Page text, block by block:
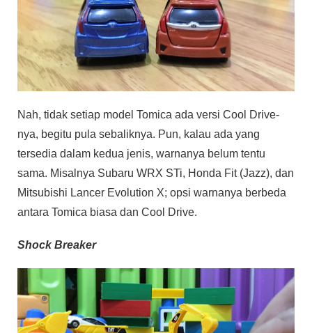
Nah, tidak setiap model Tomica ada versi Cool Drive-
nya, begitu pula sebaliknya. Pun, kalau ada yang
tersedia dalam kedua jenis, warnanya belum tentu
sama. Misalnya Subaru WRX STi, Honda Fit (Jazz), dan
Mitsubishi Lancer Evolution X; opsi warnanya berbeda
antara Tomica biasa dan Cool Drive.
Shock Breaker